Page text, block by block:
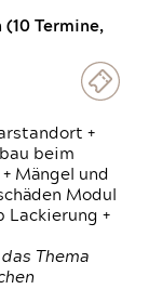
Termine,
+
beim
Mängel und
Modul
Lackierung +
Thema